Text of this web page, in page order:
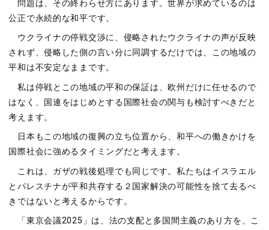
問題は、その終わらせ方にあります。世界が求めているのは
公正で永続的な和平です。
ウクライナの停戦交渉に、侵略されたウクライナの声が反映
されず、侵略した側の言い分に同調するだけでは、この地域の
平和は不安定なままです。
私は停戦とこの地域の平和の保証は、欧州だけに任せるので
はなく、国連をはじめとする国際社会の関与も検討すべきだと
考えます。
日本もこの地域の復興の立ち位置から、和平への働きかけを
国際社会に強めるタイミングだと考えます。
これは、ガザの戦後処理でも同じです。私たちはイスラエル
とパレスチナが平和共存する２国家解決の可能性を捨て去るべ
きではないと考えるからです。
「東京会議2025」は、法の支配と多国間主義のあり方を、こ